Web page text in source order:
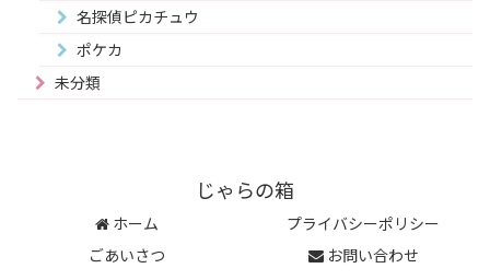
名探偵ピカチュウ
ポケカ
未分類
じゃらの箱
ホーム
プライバシーポリシー
ごあいさつ
お問い合わせ